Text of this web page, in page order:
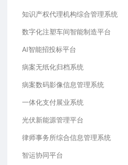
知识产权代理机构综合管理系统
数字化注塑车间智能制造平台
AI智能招投标平台
病案无纸化归档系统
病案数码影像信息管理系统
一体化支付展业系统
光伏新能源管理平台
律师事务所综合信息管理系统
智运协同平台